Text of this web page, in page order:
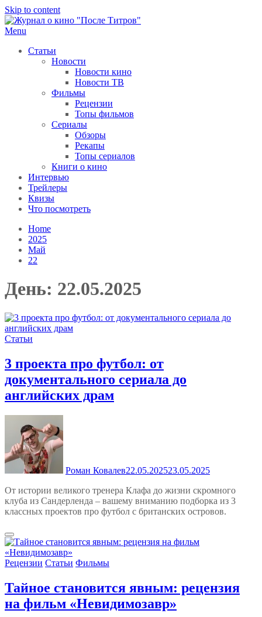
Skip to content
Menu
Статьи
Новости
Новости кино
Новости ТВ
Фильмы
Рецензии
Топы фильмов
Сериалы
Обзоры
Рекапы
Топы сериалов
Книги о кино
Интервью
Трейлеры
Квизы
Что посмотреть
Home
2025
Май
22
День: 22.05.2025
Статьи
3 проекта про футбол: от
документального сериала до
английских драм
Роман Ковалев22.05.202523.05.2025
От истории великого тренера Клафа до жизни скромного
клуба из Сандерленда – вашему вниманию подборка из 3
классных проектов про футбол с британских островов.
Рецензии Статьи Фильмы
Тайное становится явным: рецензия
на фильм «Невидимозавр»